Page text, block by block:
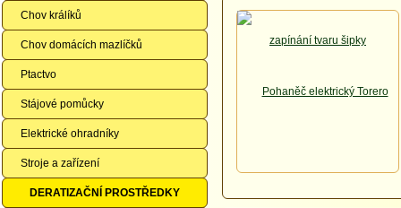
Chov králíků
Chov domácích mazlíčků
Ptactvo
Stájové pomůcky
Elektrické ohradníky
Stroje a zařízení
DERATIZAČNÍ PROSTŘEDKY